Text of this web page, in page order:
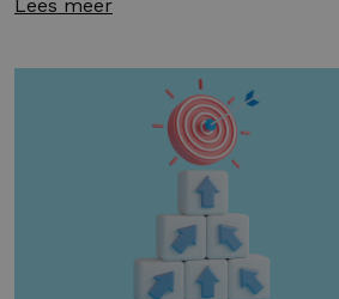
Lees meer